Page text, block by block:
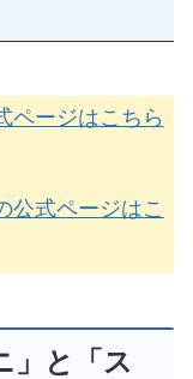
ページはこちら
公式ページはこ
」と「ス